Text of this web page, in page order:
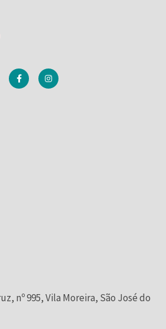
nº 995, Vila Moreira, São José do